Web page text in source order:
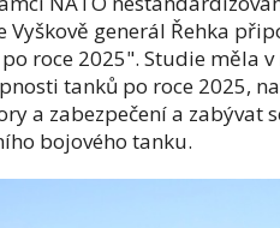
generál Řehka
po roce 2025". Studie měla
tanků po roce 2025,
a zabezpečení a
bojového tanku.